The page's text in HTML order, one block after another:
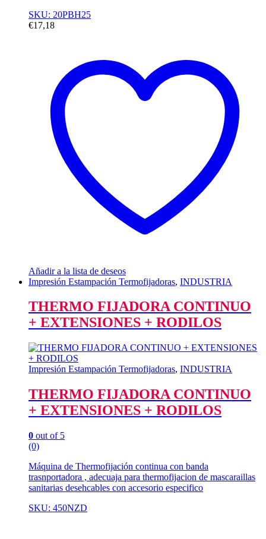
SKU: 20PBH25
€17,18
Añadir a la lista de deseos
Impresión Estampación Termofijadoras, INDUSTRIA
THERMO FIJADORA CONTINUO
+ EXTENSIONES + RODILOS
Impresión Estampación Termofijadoras, INDUSTRIA
THERMO FIJADORA CONTINUO
+ EXTENSIONES + RODILOS
0 out of 5
(0)
Máquina de Thermofijación continua con banda
trasnportadora , adecuaja para thermofijacion de mascaraillas
sanitarias desehcables con accesorio especifico
SKU: 450NZD